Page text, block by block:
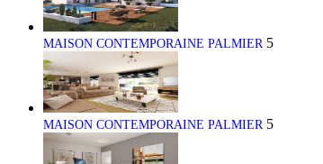
MAISON CONTEMPORAINE PALMIER 5
MAISON CONTEMPORAINE PALMIER 5